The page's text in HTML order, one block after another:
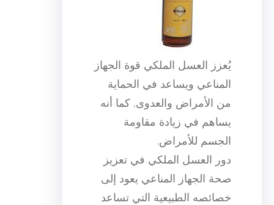
يُعزز العسل الملكي قوة الجهاز
المناعي ويساعد في الحماية
من الأمراض والعدوى, كما أنه
يساهم في زيادة مقاومة
الجسم للأمراض.
دور العسل الملكي في تعزيز
صحة الجهاز المناعي يعود إلى
خصائصه الطبيعية التي تساعد